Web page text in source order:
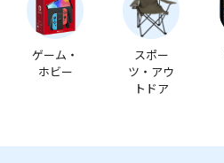
ゲーム・
ホビー
スポー
ツ・アウ
トドア